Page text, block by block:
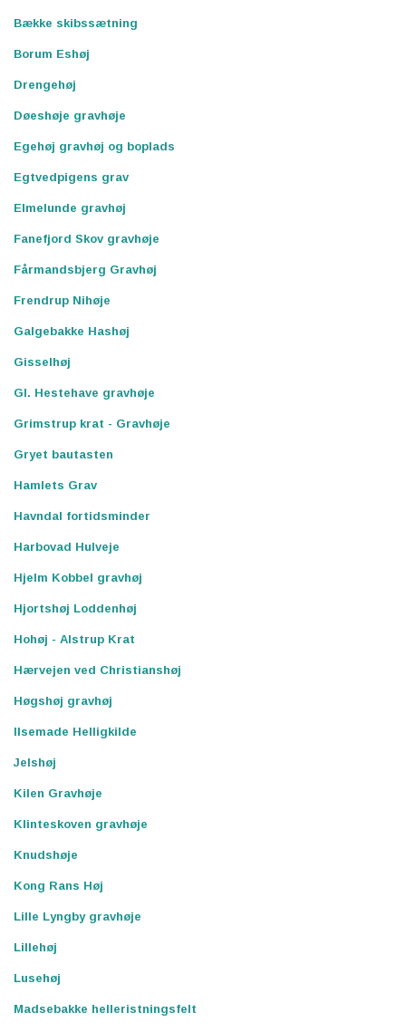
Bække skibssætning
Borum Eshøj
Drengehøj
Døeshøje gravhøje
Egehøj gravhøj og boplads
Egtvedpigens grav
Elmelunde gravhøj
Fanefjord Skov gravhøje
Fårmandsbjerg Gravhøj
Frendrup Nihøje
Galgebakke Hashøj
Gisselhøj
Gl. Hestehave gravhøje
Grimstrup krat - Gravhøje
Gryet bautasten
Hamlets Grav
Havndal fortidsminder
Harbovad Hulveje
Hjelm Kobbel gravhøj
Hjortshøj Loddenhøj
Hohøj - Alstrup Krat
Hærvejen ved Christianshøj
Høgshøj gravhøj
Ilsemade Helligkilde
Jelshøj
Kilen Gravhøje
Klinteskoven gravhøje
Knudshøje
Kong Rans Høj
Lille Lyngby gravhøje
Lillehøj
Lusehøj
Madsebakke helleristningsfelt